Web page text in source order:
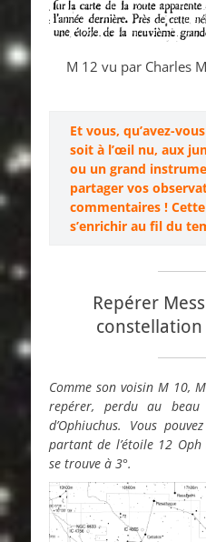
M 12 vu par Charles
Et vous, qu’avez-
soit à l’œil nu, aux
ou un grand
partager vos
commentaires !
s’enrichir au fil du
Repérer
constellation
Comme son voisin M 10,
repérer, perdu au beau
d’Ophiuchus. Vous
partant de l’étoile 12
se trouve à 3°.